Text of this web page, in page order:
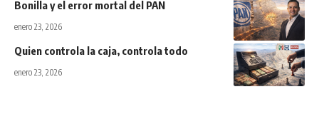
Bonilla y el error mortal del PAN
enero 23, 2026
Quien controla la caja, controla todo
enero 23, 2026